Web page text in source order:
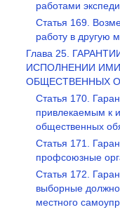
работами
Статья 169.
работу в другую
Глава 25.
ИСПОЛНЕНИИ
ОБЩЕСТВЕННЫХ
Статья 170.
привлекаемым к
общественных
Статья 171.
профсоюзные
Статья 172.
выборные
местного